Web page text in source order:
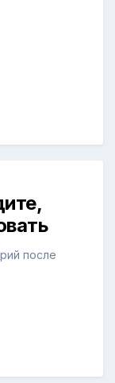
после